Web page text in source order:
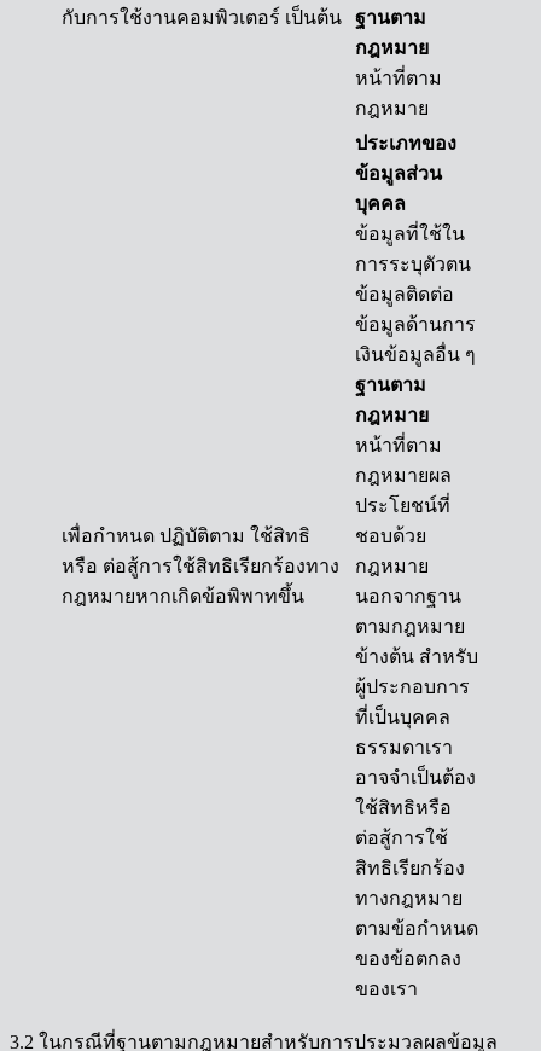
กับการใช้งานคอมพิวเตอร์ เป็นต้น
ฐานตาม
กฎหมาย
หน้าที่ตาม
กฎหมาย
เพื่อกำหนด ปฏิบัติตาม ใช้สิทธิ
หรือ ต่อสู้การใช้สิทธิเรียกร้องทาง
กฎหมายหากเกิดข้อพิพาทขึ้น
ประเภทของ
ข้อมูลส่วน
บุคคล
ข้อมูลที่ใช้ใน
การระบุตัวตน
ข้อมูลติดต่อ
ข้อมูลด้านการ
เงินข้อมูลอื่น ๆ
ฐานตาม
กฎหมาย
หน้าที่ตาม
กฎหมายผล
ประโยชน์ที่
ชอบด้วย
กฎหมาย
นอกจากฐาน
ตามกฎหมาย
ข้างต้น สำหรับ
ผู้ประกอบการ
ที่เป็นบุคคล
ธรรมดาเรา
อาจจำเป็นต้อง
ใช้สิทธิหรือ
ต่อสู้การใช้
สิทธิเรียกร้อง
ทางกฎหมาย
ตามข้อกำหนด
ของข้อตกลง
ของเรา
3.2 ในกรณีที่ฐานตามกฎหมายสำหรับการประมวลผลข้อมูล